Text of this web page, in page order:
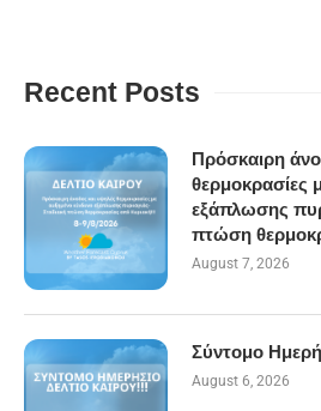
Recent Posts
Πρόσκαιρη
θερμοκρασίες
εξάπλωσης
πτώση
August 7, 2026
Σύντομο
August 6, 2026